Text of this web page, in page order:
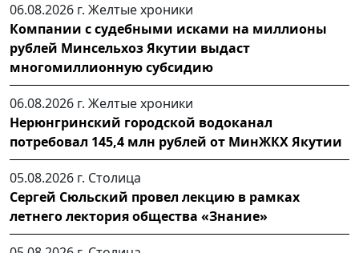
06.08.2026 г. Желтые хроники
Компании с судебными исками на миллионы
рублей Минсельхоз Якутии выдаст
многомиллионную субсидию
06.08.2026 г. Желтые хроники
Нерюнгринский городской водоканал
потребовал 145,4 млн рублей от МинЖКХ Якутии
05.08.2026 г. Столица
Сергей Сюльский провел лекцию в рамках
летнего лектория общества «Знание»